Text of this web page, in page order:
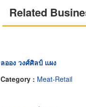
Related
ลออง วงศ์ศิลป์ แผง
Category : Meat-Retail